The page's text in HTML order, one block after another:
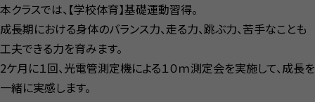
本クラスでは、【学校体育】基礎運動習得。
成長期における身体のバランス力、走る力、跳ぶ力、苦手なことも
工夫できる力を育みます。
2ケ月に１回、光電管測定機による１０ｍ測定会を実施して、成長を
一緒に実感します。